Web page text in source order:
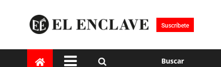
Suscríbete
Buscar